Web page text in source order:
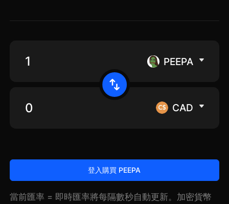
PEEPA
CAD
登入購買 PEEPA
當前匯率 = 即時匯率將每隔數秒自動更新。加密貨幣